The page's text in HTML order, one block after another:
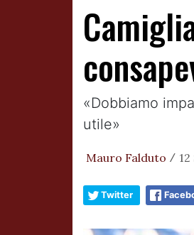
«Dobbiamo
utile»
Mauro Falduto /
Twitter